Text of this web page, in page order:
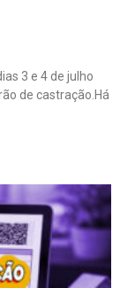
3 e 4 de julho
de castração.Há